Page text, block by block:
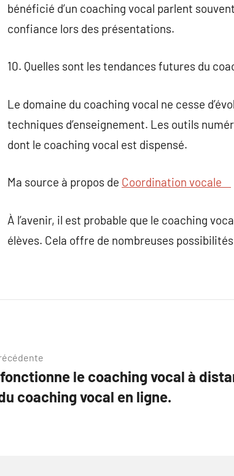
bénéficié d’un coaching vocal parlent
confiance lors des présentations.
10. Quelles sont les tendances futures du
Le domaine du coaching vocal ne cesse
techniques d’enseignement. Les outils
dont le coaching vocal est dispensé.
Ma source à propos de Coordination vocale
À l’avenir, il est probable que le coaching
élèves. Cela offre de nombreuses
le coaching vocal à
coaching vocal en ligne.